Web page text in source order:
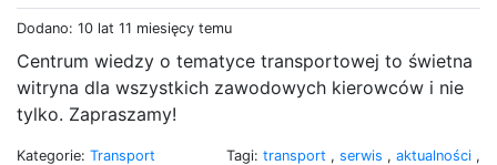
Dodano: 10 lat 11 miesięcy temu
Centrum wiedzy o tematyce transportowej to świetna
witryna dla wszystkich zawodowych kierowców i nie
tylko. Zapraszamy!
Kategorie: Transport
Tagi: transport , serwis , aktualności ,